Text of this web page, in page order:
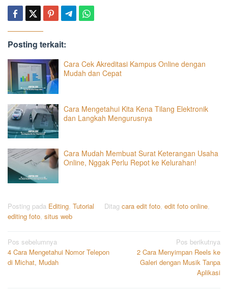
Posting terkait:
Cara Cek Akreditasi Kampus Online dengan
Mudah dan Cepat
Cara Mengetahui Kita Kena Tilang Elektronik
dan Langkah Mengurusnya
Cara Mudah Membuat Surat Keterangan Usaha
Online, Nggak Perlu Repot ke Kelurahan!
Posting pada Editing Tutorial Ditag cara edit foto edit foto online
editing foto situs web
Navigasi
pos
Pos sebelumnya
4 Cara Mengetahui Nomor Telepon
di Michat, Mudah
Pos berikutnya
2 Cara Menyimpan Reels ke
Galeri dengan Musik Tanpa
Aplikasi